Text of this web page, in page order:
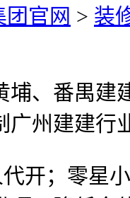
团官网 > 装
番禺建
州建建行
；零星小